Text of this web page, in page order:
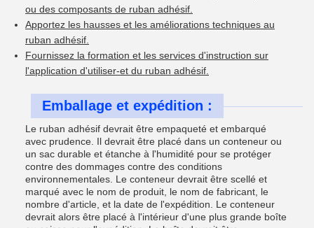
ou des composants de ruban adhésif.
Apportez les hausses et les améliorations techniques au
ruban adhésif.
Fournissez la formation et les services d'instruction sur
l'application d'utiliser-et du ruban adhésif.
Emballage et expédition :
Le ruban adhésif devrait être empaqueté et embarqué
avec prudence. Il devrait être placé dans un conteneur ou
un sac durable et étanche à l'humidité pour se protéger
contre des dommages contre des conditions
environnementales. Le conteneur devrait être scellé et
marqué avec le nom de produit, le nom de fabricant, le
nombre d'article, et la date de l'expédition. Le conteneur
devrait alors être placé à l'intérieur d'une plus grande boîte